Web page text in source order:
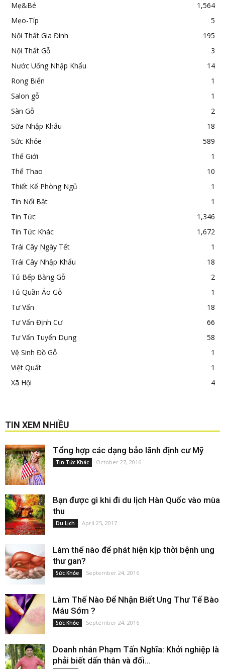
Mẹ&Bé
1,564
Mẹo-Típ
5
Nội Thất Gia Đình
195
Nội Thất Gỗ
3
Nước Uống Nhập Khẩu
14
Rong Biển
1
Salon gỗ
1
Sàn Gỗ
2
Sữa Nhập Khẩu
18
Sức Khỏe
589
Thế Giới
1
Thể Thao
10
Thiết Kế Phòng Ngủ
1
Tin Nổi Bật
1
Tin Tức
1,346
Tin Tức Khác
1,672
Trái Cây Ngày Tết
1
Trái Cây Nhập Khẩu
18
Tủ Bếp Bằng Gỗ
2
Tủ Quần Áo Gỗ
1
Tư Vấn
18
Tư Vấn Định Cư
66
Tư Vấn Tuyển Dụng
58
Vệ Sinh Đồ Gỗ
1
Việt Quất
1
Xã Hội
4
TIN XEM NHIỀU
Tổng hợp các dạng bảo lãnh định cư Mỹ
Tin Tức Khác October 27, 2016
Bạn được gì khi đi du lịch Hàn Quốc vào mùa
thu
Du Lịch April 25, 2017
Làm thế nào để phát hiện kịp thời bệnh ung
thư gan?
Sức Khỏe September 24, 2016
Làm Thế Nào Để Nhận Biết Ung Thư Tế Bào
Máu Sớm ?
Sức Khỏe September 24, 2016
Doanh nhân Phạm Tấn Nghĩa: Khởi nghiệp là
phải biết dấn thân và đối...